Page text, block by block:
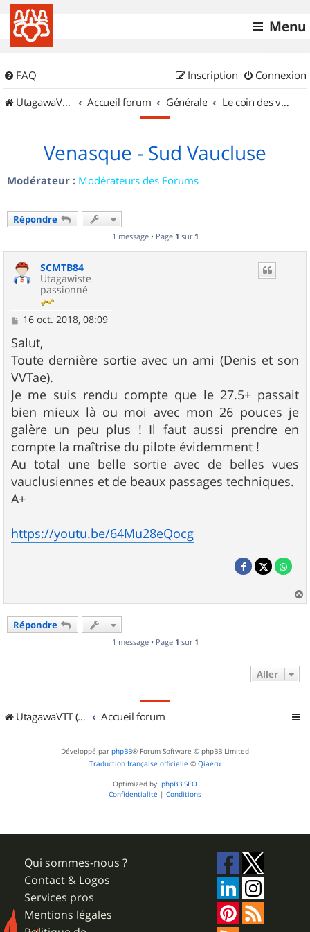
Menu
FAQ Connexion
Inscription
UtagawaVTT (Randos VTT et VTTAE avec traces GPS)
Accueil forum Générale Le coin des vidéastes
Venasque - Sud Vaucluse
Modérateur : Modérateurs des Forums
Répondre
1 message • Page 1 sur 1
SCMTB84
Utagawiste
passionné
M
s
s
a
g
e
16 oct. 2018, 08:09
Salut,
Toute dernière sortie avec un ami (Denis et son
VVTae).
Je me suis rendu compte que le 27.5+ passait
bien mieux là ou moi avec mon 26 pouces je
galère un peu plus ! Il faut aussi prendre en
compte la maîtrise du pilote évidemment !
Au total une belle sortie avec de belles vues
vauclusiennes et de beaux passages techniques.
A+
https://youtu.be/64Mu28eQocg
a
Répondre
1 message • Page 1 sur 1
Aller
UtagawaVTT (Randos VTT et VTTAE avec traces GPS) Accueil forum
Développé par phpBB® Forum Software © phpBB Limited
Traduction française officielle © Qiaeru
Optimized by: phpBB SEO
Confidentialité | Conditions
Qui sommes-nous ?
Contact & Logos
Services pros
Mentions légales